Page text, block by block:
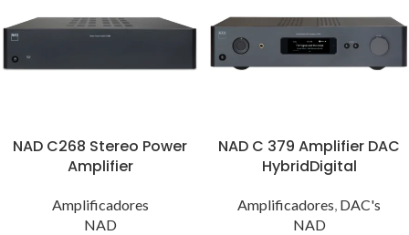
NAD C268 Stereo Power
Amplifier
Amplificadores
NAD
NAD C 379 Amplifier DAC
HybridDigital
Amplificadores, DAC's
NAD